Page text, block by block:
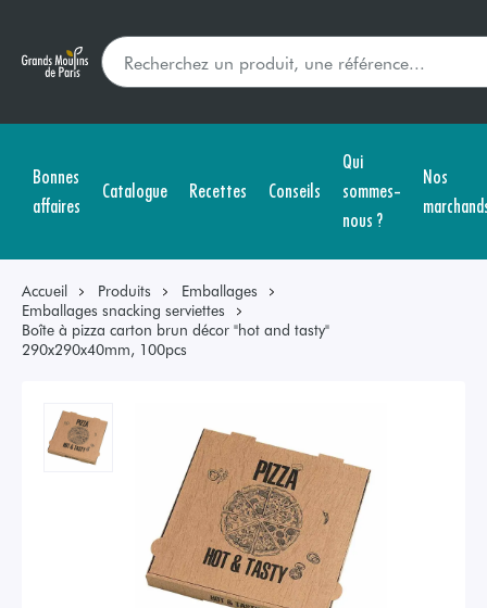
Bonnes
affaires
Catalogue Recettes Conseils
Qui
sommes-
nous ?
Nos
Accueil Produits
Emballages
Emballages snacking serviettes
Boîte à pizza carton brun décor "hot and tasty"
290x290x40mm, 100pcs